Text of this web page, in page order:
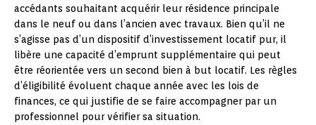
accédants souhaitant acquérir leur résidence principale
dans le neuf ou dans l’ancien avec travaux. Bien qu’il ne
s’agisse pas d’un dispositif d’investissement locatif pur, il
libère une capacité d’emprunt supplémentaire qui peut
être réorientée vers un second bien à but locatif. Les règles
d’éligibilité évoluent chaque année avec les lois de
finances, ce qui justifie de se faire accompagner par un
professionnel pour vérifier sa situation.